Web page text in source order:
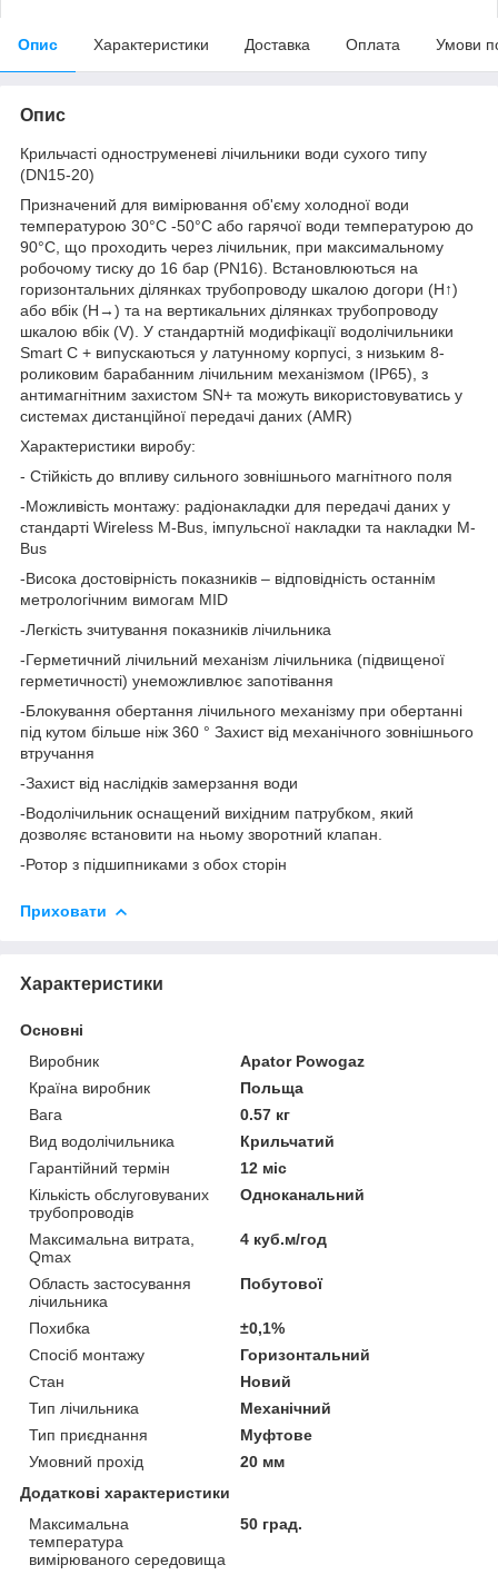
Опис Характеристики Доставка Оплата Умови
Опис
Крильчасті одноструменеві лічильники води сухого типу
(DN15-20)
Призначений для вимірювання об'єму холодної води
температурою 30°C -50°C або гарячої води температурою до
90°С, що проходить через лічильник, при максимальному
робочому тиску до 16 бар (PN16). Встановлюються на
горизонтальних ділянках трубопроводу шкалою догори (Н↑)
або вбік (Н→) та на вертикальних ділянках трубопроводу
шкалою вбік (V). У стандартній модифікації водолічильники
Smart С + випускаються у латунному корпусі, з низьким 8-
роликовим барабанним лічильним механізмом (IP65), з
антимагнітним захистом SN+ та можуть використовуватись у
системах дистанційної передачі даних (AMR)
Характеристики виробу:
- Стійкість до впливу сильного зовнішнього магнітного поля
-Можливість монтажу: радіонакладки для передачі даних у
стандарті Wireless M-Bus, імпульсної накладки та накладки M-
Bus
-Висока достовірність показників – відповідність останнім
метрологічним вимогам MID
-Легкість зчитування показників лічильника
-Герметичний лічильний механізм лічильника (підвищеної
герметичності) унеможливлює запотівання
-Блокування обертання лічильного механізму при обертанні
під кутом більше ніж 360 ° Захист від механічного зовнішнього
втручання
-Захист від наслідків замерзання води
-Водолічильник оснащений вихідним патрубком, який
дозволяє встановити на ньому зворотний клапан.
-Ротор з підшипниками з обох сторін
Приховати
Характеристики
Основні
Виробник
Apator Powogaz
Країна виробник
Польща
Вага
0.57 кг
Вид водолічильника
Крильчатий
Гарантійний термін
12 міс
Кількість обслуговуваних
трубопроводів
Одноканальний
Максимальна витрата,
Qmax
4 куб.м/год
Область застосування
лічильника
Побутової
Похибка
±0,1%
Спосіб монтажу
Горизонтальний
Стан
Новий
Тип лічильника
Механічний
Тип приєднання
Муфтове
Умовний прохід
20 мм
Додаткові характеристики
Максимальна
температура
вимірюваного середовища
50 град.